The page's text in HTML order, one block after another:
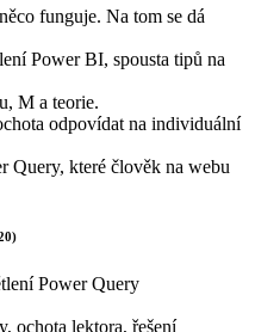
funguje. Na tom se dá
Power BI, spousta tipů na
M a teorie.
odpovídat na individuální
Query, které člověk na webu
Power Query
ochota lektora, řešení